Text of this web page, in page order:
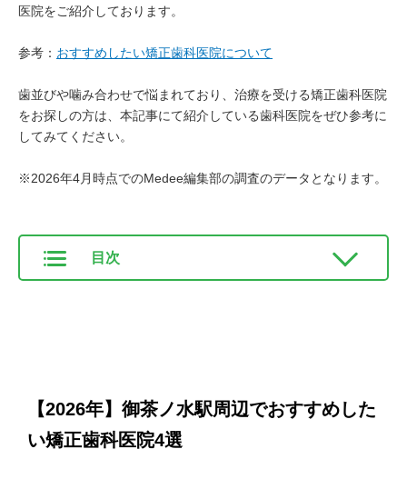
医院をご紹介しております。
参考： おすすめしたい矯正歯科医院について
歯並びや噛み合わせで悩まれており、治療を受ける矯正歯科医院
をお探しの方は、本記事にて紹介している歯科医院をぜひ参考に
してみてください。
※2026年4月時点でのMedee編集部の調査のデータとなります。
目次
【2026年】御茶ノ水駅周辺でおすすめした
い矯正歯科医院4選